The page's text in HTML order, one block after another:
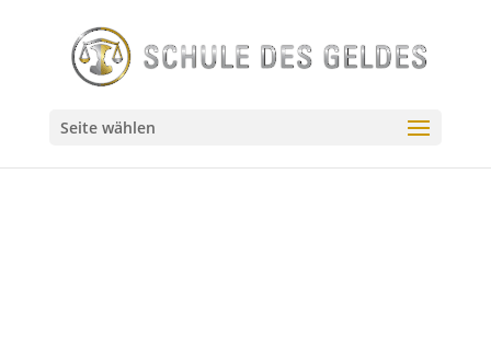
by user10201522, modified by community. See post
'Timeline' for change history // Retrieved 2026-07-23,
Seite wählen